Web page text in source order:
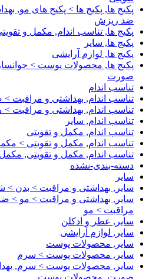
پکیج ها, پکیج ها > پکیج های مو,
ضد ریزش
پکیج ها, تناسب اندام, مکمل و
پکیج ها, سایر
پکیج ها, لوازم آرایشی
پکیج ها, محصولات پوست >
صورت
تناسب اندام
تناسب اندام, بهداشتی و مراقبت
تناسب اندام, بهداشتی و مراقبت >
تناسب اندام, سایر
تناسب اندام, مکمل و تقویتی
تناسب اندام, مکمل و تقویتی >
تناسب اندام, مکمل و تقویتی, مکمل
دسته-بندی-نشده
سایر
سایر, بهداشتی و مراقبت > بدن >
سایر, بهداشتی و مراقبت > مو >
مراقبت > مو
سایر, عطر و ادکلن
سایر, لوازم آرایشی
سایر, محصولات پوست
سایر, محصولات پوست > سرم
سایر, محصولات پوست > سرم,